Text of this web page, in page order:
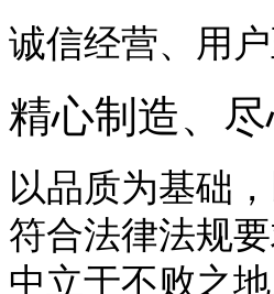
诚信经营、用
精心制造、
以品质为基础
符合法律法规
中立于不败之地